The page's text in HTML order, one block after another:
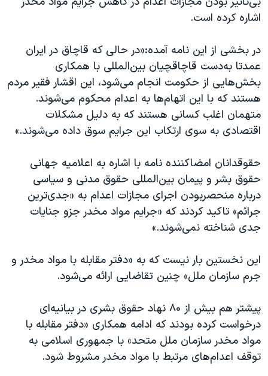
اشاره کرده است.
در بخشی از این نامه آمده:«در حالی که قاچاق در ایران
عمدتا به‌دست قاچاقچیان بین‌المللی با همکاری
بخش‌هایی از حکومت انجام می‌شود، این اقشار فقیر مردم
هستند که با این اتهام‌ها به اعدام محکوم می‌شوند.
متهمان اغلب کسانی هستند که به دلیل مشکلات
اقتصادی به‌ سوی ارتکاب این جرایم سوق داده می‌شوند.»
حقوقدانان امضاکننده نامه با اشاره به اعلامیه جهانی
حقوق بشر و پیمان بین‌المللی حقوق مدنی و سیاسی
درباره منحصربودن اجرای مجازات اعدام به «جدی‌ترین
جرائم» تاکید کردند که «جرایم مواد مخدر جزو جنایات
جدی شناخته نمی‌شوند.»
این نخستین بار نیست که به «دفتر مقابله با مواد مخدر و
جرم سازمان ملل» چنین تقاضایی ارائه می‌شود.
پیشتر هم بیش از ۸۰ نهاد حقوق بشری در بیانیه‌ای
درخواست کرده بودند که ادامه همکاری «دفتر مقابله با
مواد مخدر سازمان ملل متحد» با جمهوری اسلامی به
توقف اعدام‌های مرتبط با مواد مخدر مشروط شود.